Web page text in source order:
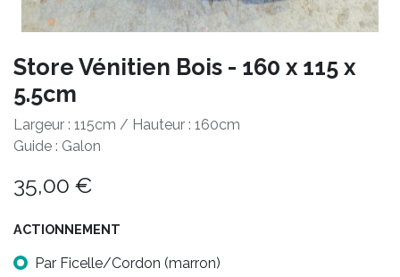
Store Vénitien Bois - 160 x 115 x
5.5cm
Largeur : 115cm / Hauteur : 160cm
Guide : Galon
35,00 €
ACTIONNEMENT
Par Ficelle/Cordon (marron)